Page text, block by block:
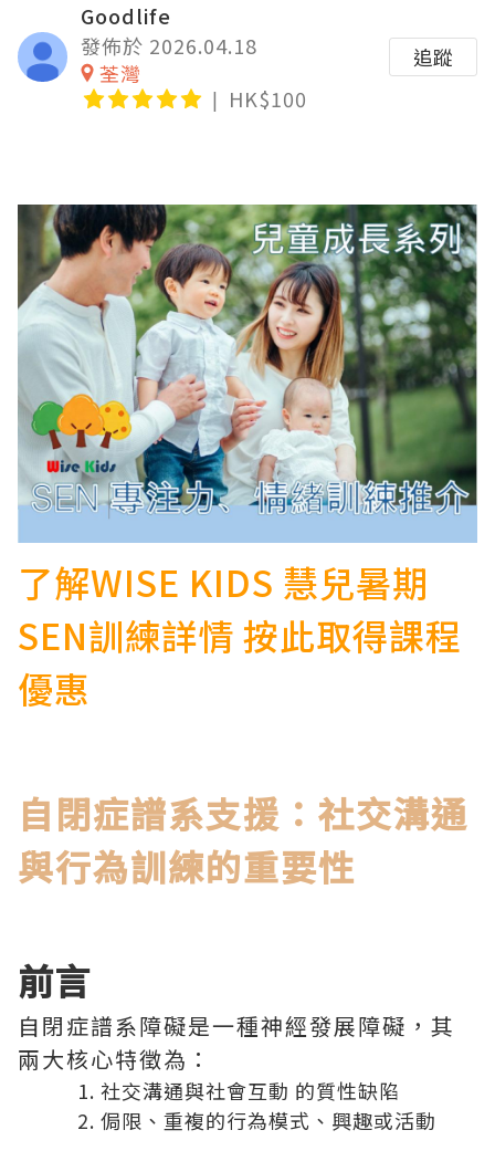
Goodlife
發佈於 2026.04.18
荃灣
HK$100
追蹤
了解WISE KIDS 慧兒暑期
SEN訓練詳情 按此取得課程
優惠
自閉症譜系支援：社交溝通
與行為訓練的重要性
前言
自閉症譜系障礙是一種神經發展障礙，其
兩大核心特徵為：
社交溝通與社會互動 的質性缺陷
侷限、重複的行為模式、興趣或活動